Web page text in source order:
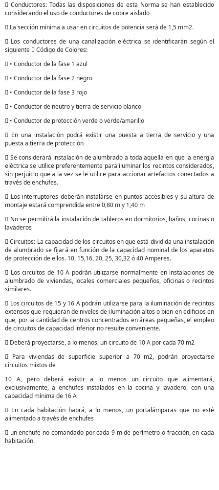
 Conductores: Todas las disposiciones de esta Norma se han establecido
considerando el uso de conductores de cobre aislado
 La sección mínima a usar en circuitos de potencia será de 1,5 mm2.
 Los conductores de una canalización eléctrica se identificarán según el
siguiente  Código de Colores:
 • Conductor de la fase 1 azul
 • Conductor de la fase 2 negro
 • Conductor de la fase 3 rojo
 • Conductor de neutro y tierra de servicio blanco
 • Conductor de protección verde o verde/amarillo
 En una instalación podrá existir una puesta a tierra de servicio y una
puesta a tierra de protección
 Se considerará instalación de alumbrado a toda aquella en que la energía
eléctrica se utilice preferentemente para iluminar los recintos considerados,
sin perjuicio que a la vez se le utilice para accionar artefactos conectados a
través de enchufes.
 Los interruptores deberán instalarse en puntos accesibles y su altura de
montaje estará comprendida entre 0,80 m y 1,40 m
 No se permitirá la instalación de tableros en dormitorios, baños, cocinas o
lavaderos
 Circuitos: La capacidad de los circuitos en que está dividida una instalación
de alumbrado se fijará en función de la capacidad nominal de los aparatos
de protección de ellos. 10, 15,16, 20, 25, 30,32 ó 40 Amperes.
 Los circuitos de 10 A podrán utilizarse normalmente en instalaciones de
alumbrado de viviendas, locales comerciales pequeños, oficinas o recintos
similares.
 Los circuitos de 15 y 16 A podrán utilizarse para la iluminación de recintos
extensos que requieran de niveles de iluminación altos o bien en edificios en
que, por la cantidad de centros concentrados en áreas pequeñas, el empleo
de circuitos de capacidad inferior no resulte conveniente.
 Deberá proyectarse, a lo menos, un circuito de 10 A por cada 70 m2
 Para viviendas de superficie superior a 70 m2, podrán proyectarse
circuitos mixtos de
10 A, pero deberá existir a lo menos un circuito que alimentará,
exclusivamente, a enchufes instalados en la cocina y lavadero, con una
capacidad mínima de 16 A
 En cada habitación habrá, a lo menos, un portalámparas que no esté
alimentado a través de enchufes
 un enchufe no comandado por cada 9 m de perímetro o fracción, en cada
habitación.